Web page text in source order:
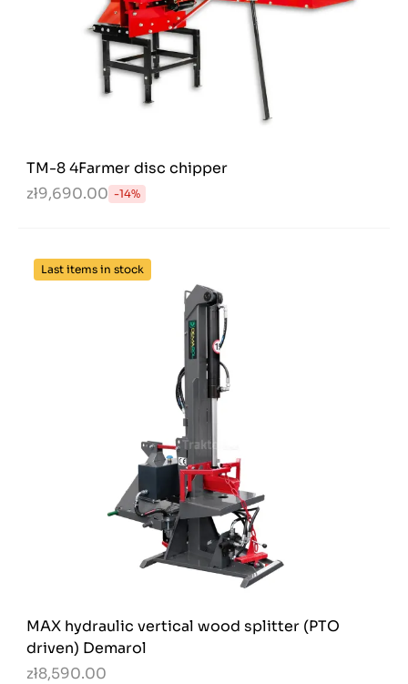
TM-8 4Farmer disc chipper
zł9,690.00 -14%
Last items in stock
MAX hydraulic vertical wood splitter (PTO
driven) Demarol
zł8,590.00